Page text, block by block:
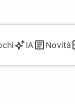
IA Novità